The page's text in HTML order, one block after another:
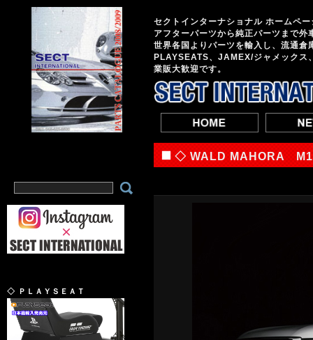
セクトインターナショナル ホームペ
アフターパーツから純正パーツまで
世界各国よりパーツを輸入し、流通
PLAYSEATS、JAMEX/ジャメックス
業販大歓迎です。
◇ ＰＬＡＹＳＥＡＴ
◇ WALD MAHORA